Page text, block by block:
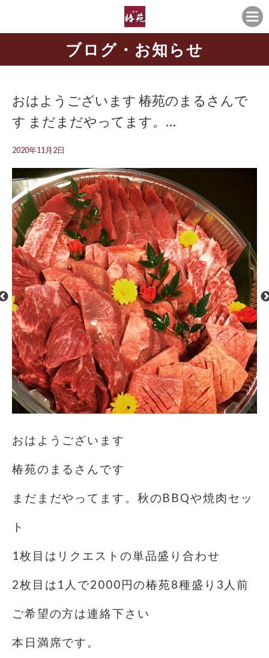
ブログ・お知らせ
おはようございます 椿苑のまるさんで
す まだまだやってます。…
2020年11月2日
おはようございます
椿苑のまるさんです
まだまだやってます。秋のBBQや焼肉セッ
ト
1枚目はリクエストの単品盛り合わせ
2枚目は1人で2000円の椿苑8種盛り3人前
ご希望の方は連絡下さい
本日満席です。